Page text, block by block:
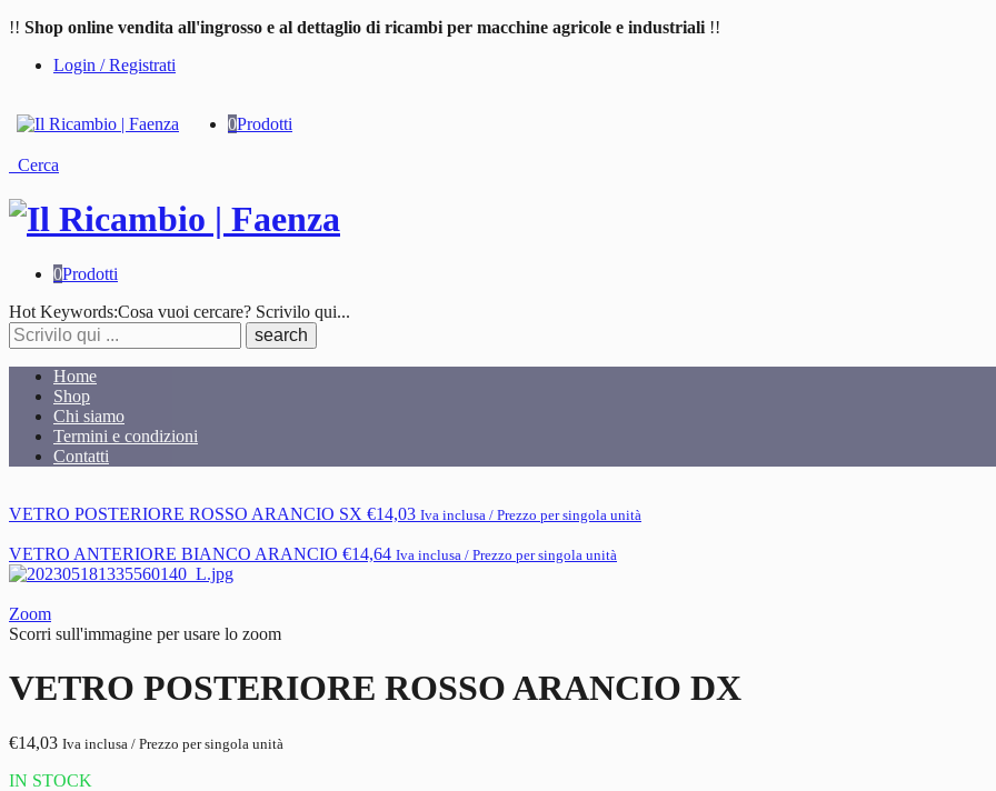
!! Shop online vendita all'ingrosso e al dettaglio di ricambi per macchine agricole e industriali !!
Login / Registrati
0Prodotti
Cerca
0Prodotti
Cosa
stai
cercando?
Hot Keywords:Cosa vuoi cercare? Scrivilo qui...
Home
Shop
Chi siamo
Termini e condizioni
Contatti
VETRO POSTERIORE ROSSO ARANCIO SX €14,03 Iva inclusa / Prezzo per singola unità
VETRO ANTERIORE BIANCO ARANCIO €14,64 Iva inclusa / Prezzo per singola unità
Zoom
Scorri sull'immagine per usare lo zoom
VETRO POSTERIORE ROSSO ARANCIO DX
€14,03 Iva inclusa / Prezzo per singola unità
IN STOCK